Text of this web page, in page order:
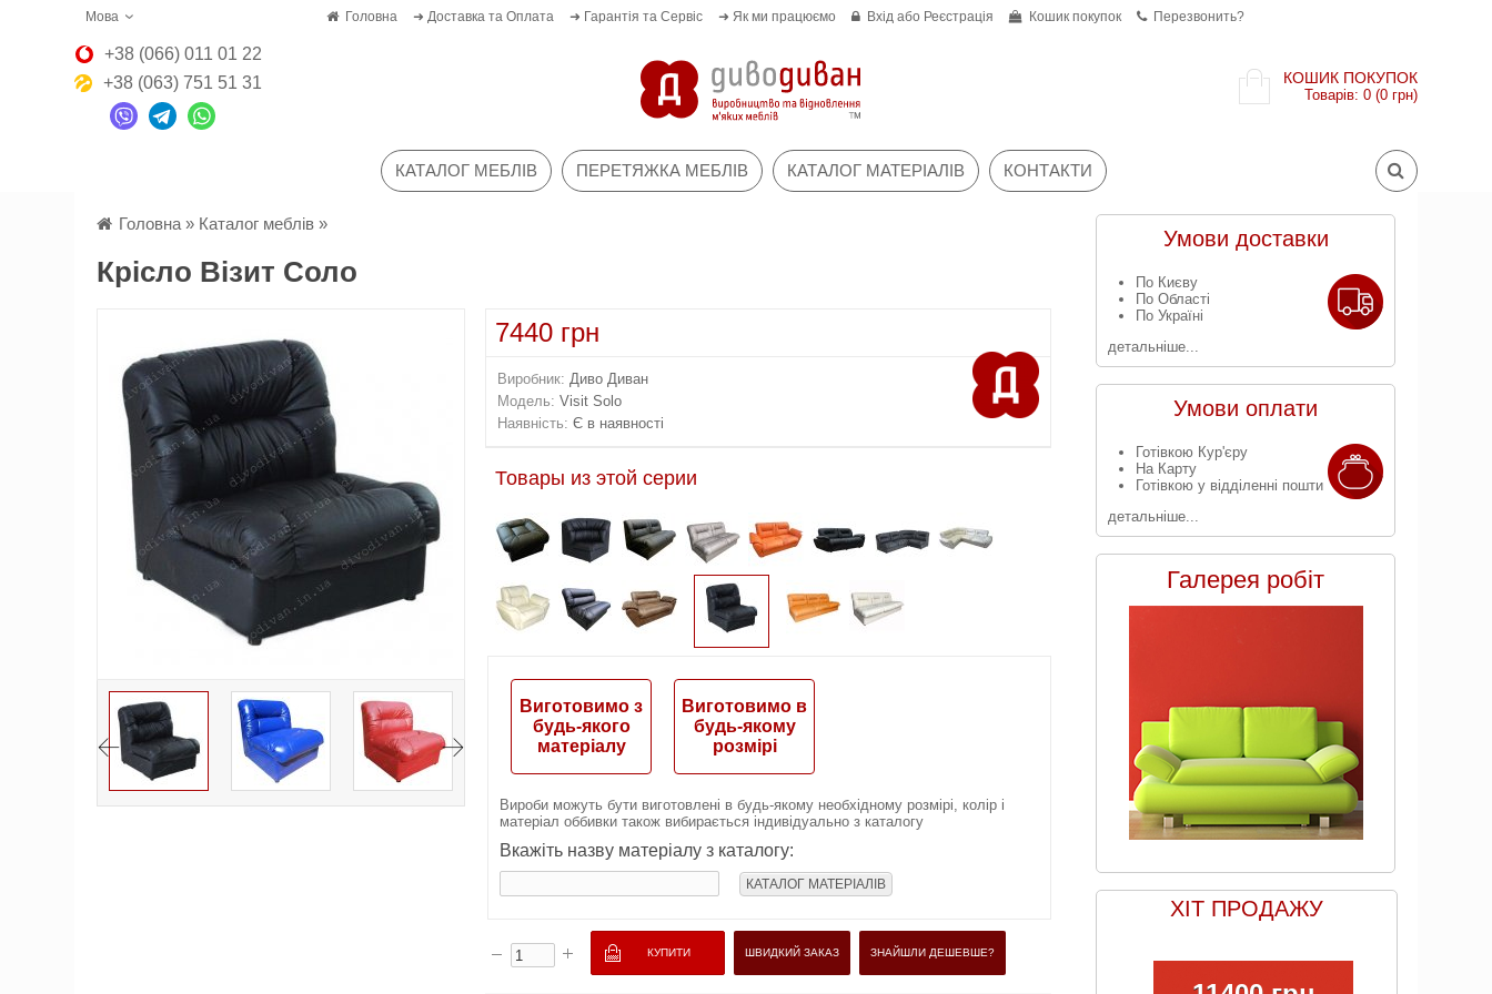
Мова Головна ➜ Доставка та Оплата ➜ Гарантія та Сервіс ➜ Як ми працюємо Вхідабо Реєстрація Кошик покупок Перезвонить?
+38 (066) 011 01 22
+38 (063) 751 51 31
КОШИК ПОКУПОК
Товарів: 0 (0 грн)
КАТАЛОГ МЕБЛІВ ПЕРЕТЯЖКА МЕБЛІВ КАТАЛОГ МАТЕРІАЛІВ КОНТАКТИ
Умови доставки
По Києву
По Області
По Україні
детальніше...
Умови оплати
Готівкою Кур'єру
На Карту
Готівкою у відділенні пошти
детальніше...
Галерея робіт
ХІТ ПРОДАЖУ
Головна » Каталог меблів »
Крісло Візит Соло
7440 грн
Виробник: Диво Диван
Модель: Visit Solo
Наявність: Є в наявності
Товары из этой серии
Виготовимо з
будь-якого
матеріалу
Виготовимо в
будь-якому
розмірі
Вироби можуть бути виготовлені в будь-якому необхідному розмірі, колір і
матеріал оббивки також вибирається індивідуально з каталогу
Вкажіть назву матеріалу з каталогу:
КАТАЛОГ МАТЕРІАЛІВ
ШВИДКИЙ ЗАКАЗ ЗНАЙШЛИ ДЕШЕВШЕ?